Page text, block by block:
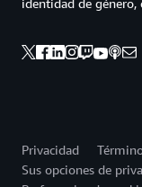
identidad de género,
Privacidad
Sus opciones de